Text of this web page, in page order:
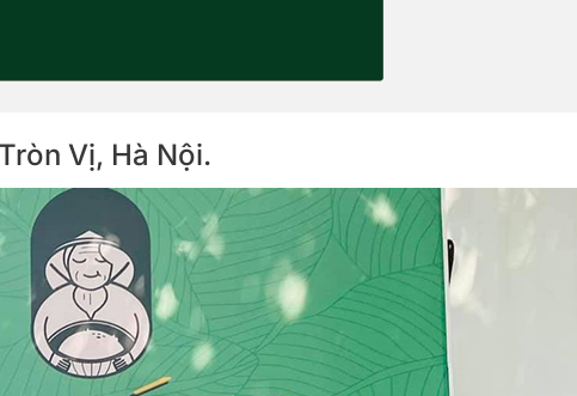
Vị, Hà Nội.